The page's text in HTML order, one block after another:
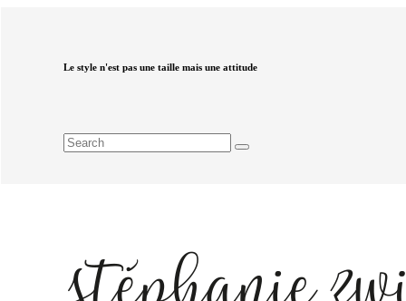
Le style n'est pas une taille mais une attitude